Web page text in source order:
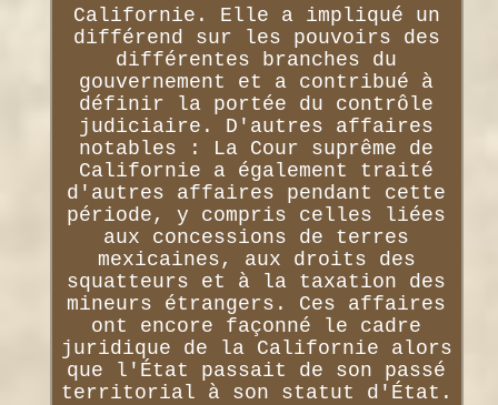
Californie. Elle a impliqué un
différend sur les pouvoirs des
différentes branches du
gouvernement et a contribué à
définir la portée du contrôle
judiciaire. D'autres affaires
notables : La Cour suprême de
Californie a également traité
d'autres affaires pendant cette
période, y compris celles liées
aux concessions de terres
mexicaines, aux droits des
squatteurs et à la taxation des
mineurs étrangers. Ces affaires
ont encore façonné le cadre
juridique de la Californie alors
que l'État passait de son passé
territorial à son statut d'État.